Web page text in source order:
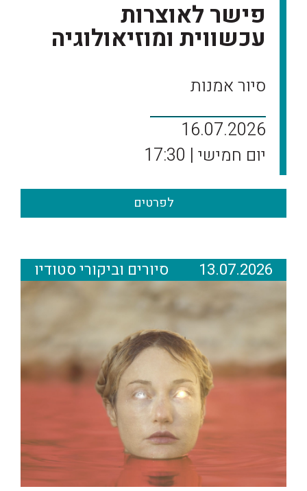
פישר לאוצרות
עכשווית ומוזיאולוגיה
סיור אמנות
16.07.2026
יום חמישי | 17:30
לפרטים
13.07.2026 סיורים וביקורי סטודיו